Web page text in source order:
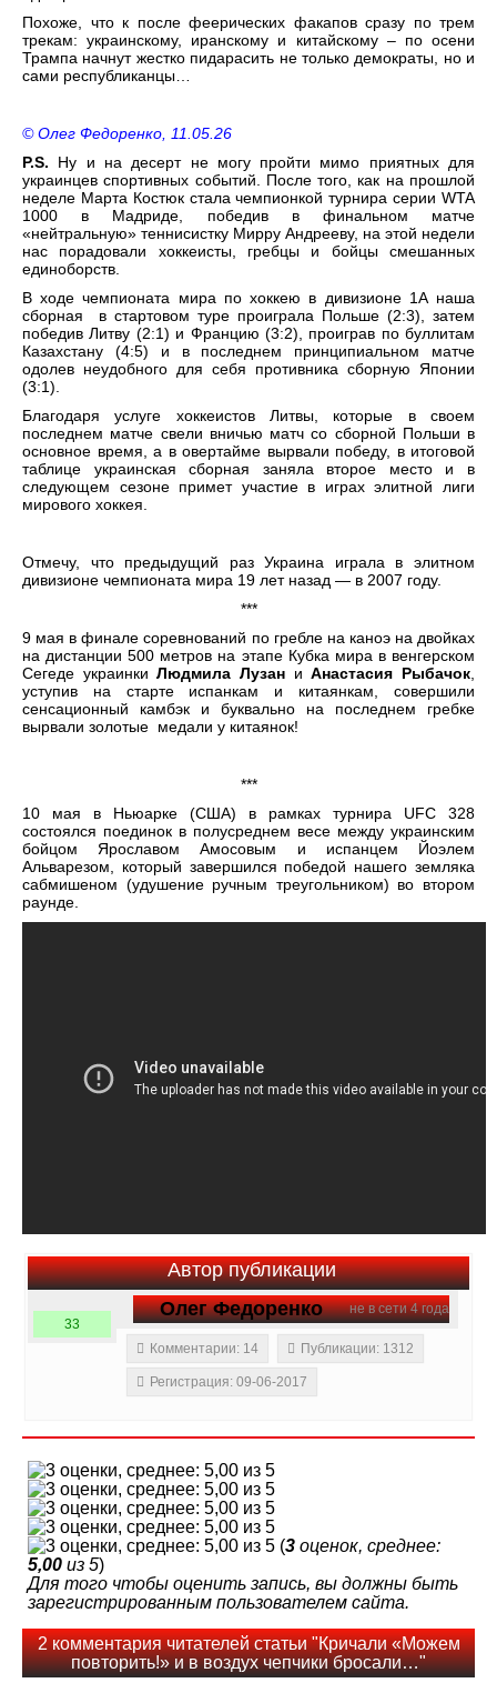
Похоже, что к после феерических факапов сразу по трем
трекам: украинскому, иранскому и китайскому – по осени
Трампа начнут жестко пидарасить не только демократы, но и
сами республиканцы…
© Олег Федоренко, 11.05.26
P.S. Ну и на десерт не могу пройти мимо приятных для
украинцев спортивных событий. После того, как на прошлой
неделе Марта Костюк стала чемпионкой турнира серии WTA
1000 в Мадриде, победив в финальном матче
«нейтральную» теннисистку Мирру Андрееву, на этой недели
нас порадовали хоккеисты, гребцы и бойцы смешанных
единоборств.
В ходе чемпионата мира по хоккею в дивизионе 1А наша
сборная в стартовом туре проиграла Польше (2:3), затем
победив Литву (2:1) и Францию (3:2), проиграв по буллитам
Казахстану (4:5) и в последнем принципиальном матче
одолев неудобного для себя противника сборную Японии
(3:1).
Благодаря услуге хоккеистов Литвы, которые в своем
последнем матче свели вничью матч со сборной Польши в
основное время, а в овертайме вырвали победу, в итоговой
таблице украинская сборная заняла второе место и в
следующем сезоне примет участие в играх элитной лиги
мирового хоккея.
Отмечу, что предыдущий раз Украина играла в элитном
дивизионе чемпионата мира 19 лет назад — в 2007 году.
***
9 мая в финале соревнований по гребле на каноэ на двойках
на дистанции 500 метров на этапе Кубка мира в венгерском
Сегеде украинкиЛюдмила Лузан иАнастасия Рыбачок,
уступив на старте испанкам и китаянкам, совершили
сенсационный камбэк и буквально на последнем гребке
вырвали золотые медали у китаянок!
***
10 мая в Ньюарке (США) в рамках турнира UFC 328
состоялся поединок в полусреднем весе между украинским
бойцом Ярославом Амосовым и испанцем Йоэлем
Альварезом, который завершился победой нашего земляка
сабмишеном (удушение ручным треугольником) во втором
раунде.
Автор публикации
не в сети 4 года
Олег Федоренко
33
Комментарии: 14
Публикации: 1312
Регистрация: 09-06-2017
(3 оценок, среднее:
5,00 из 5)
Для того чтобы оценить запись, вы должны быть
зарегистрированным пользователем сайта.
2 комментария читателей статьи "Кричали «Можем
повторить!» и в воздух чепчики бросали…"